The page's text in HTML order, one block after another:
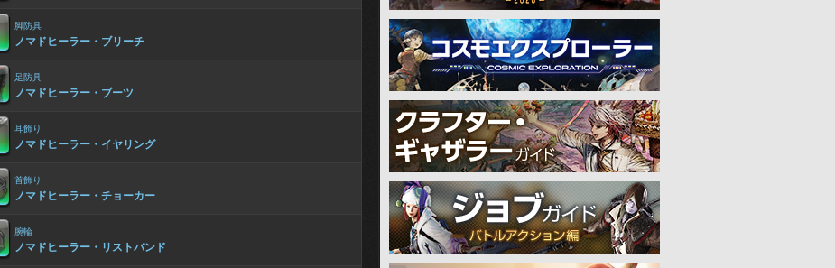
脚防具
ノマドヒーラー・ブリーチ
足防具
ノマドヒーラー・ブーツ
耳飾り
ノマドヒーラー・イヤリング
首飾り
ノマドヒーラー・チョーカー
腕輪
ノマドヒーラー・リストバンド